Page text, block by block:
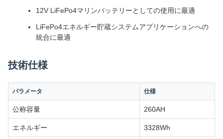
12V LiFePo4マリンバッテリーとしての使用に最適
LiFePo4エネルギー貯蔵システムアプリケーションへの
統合に最適
技術仕様
パラメータ 仕様
公称容量 260AH
エネルギー 3328Wh